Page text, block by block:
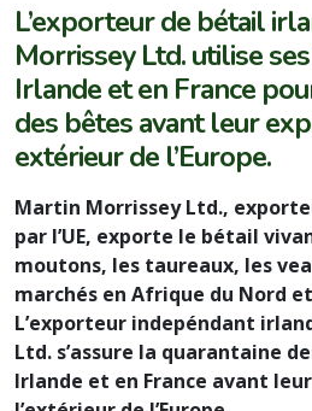
L’exporteur de bétail
Morrissey Ltd. utilise
Irlande et en France
des bêtes avant leur
extérieur de l’Europe.
Martin Morrissey Ltd.,
par l’UE, exporte le bétail
moutons, les taureaux, les
marchés en Afrique du Nord
L’exporteur indepéndant
Ltd. s’assure la quarantaine
Irlande et en France avant